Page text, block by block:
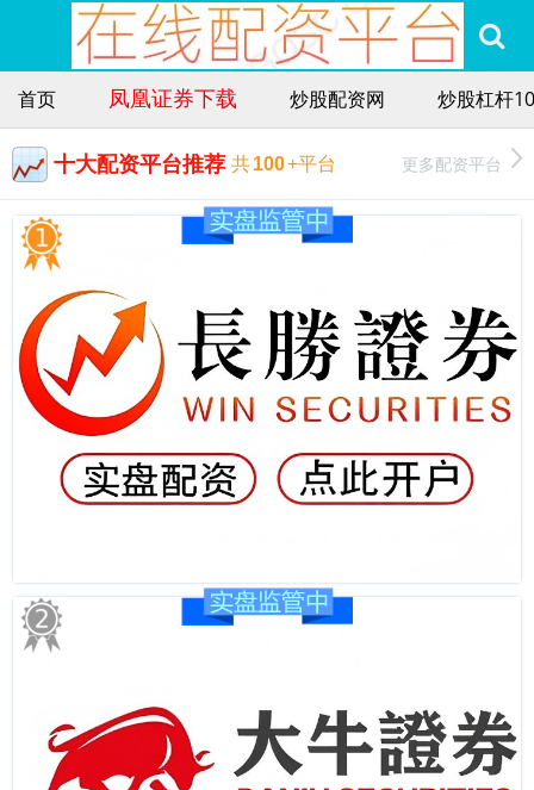
首页 凤凰证券下载 炒股配资网 炒股杠杆
十大配资平台推荐 共100+平台 更多配资平台